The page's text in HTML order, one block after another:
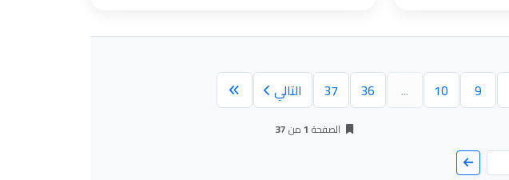
9
10
...
36
37 التالي
الصفحة 1من37